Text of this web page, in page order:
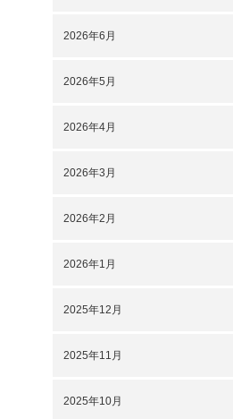
2026年6月
2026年5月
2026年4月
2026年3月
2026年2月
2026年1月
2025年12月
2025年11月
2025年10月